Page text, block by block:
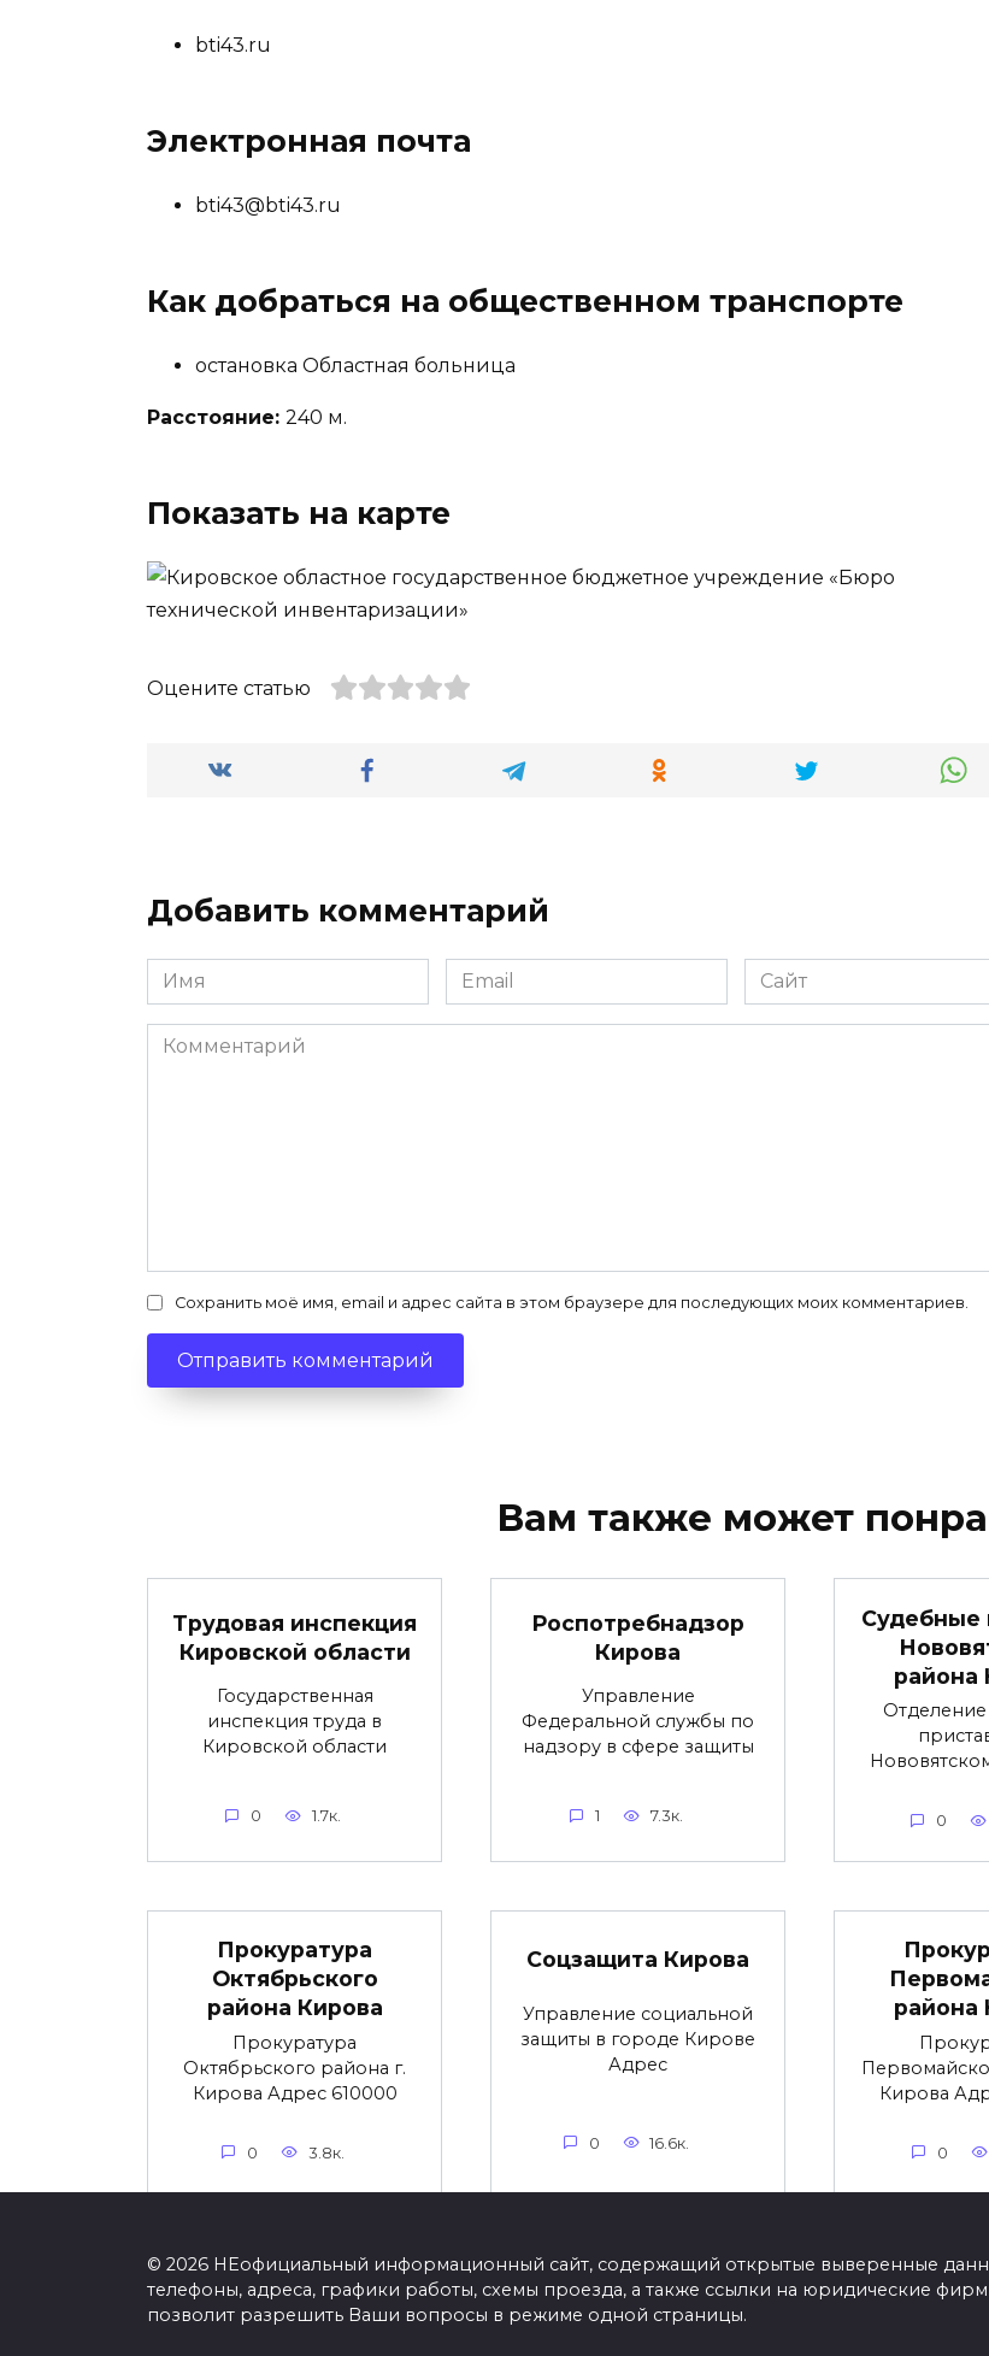
bti43.ru
Электронная почта
bti43@bti43.ru
Как добраться на общественном транспорте
остановка Областная больница
Расстояние: 240 м.
Показать на карте
Оцените статью
Добавить комментарий
Имя
*
Email
*
Сайт
Комментарий
Сохранить моё имя, email и адрес сайта в этом браузере для последующих моих комментариев.
Вам также может
Трудовая инспекция
Кировской области
Государственная
инспекция труда в
Кировской области
0 1.7к.
Роспотребнадзор
Кирова
Управление
Федеральной службы по
надзору в сфере защиты
1 7.3к.
Судебные
района
0
Прокуратура
Октябрьского
района Кирова
Прокуратура
Октябрьского района г.
Кирова Адрес 610000
0 3.8к.
Соцзащита Кирова
Управление социальной
защиты в городе Кирове
Адрес
0 16.6к.
района
Кирова
0
© 2026 НЕофициальный информационный сайт, содержащий открытые выверенные
телефоны, адреса, графики работы, схемы проезда, а также ссылки на юридические
позволит разрешить Ваши вопросы в режиме одной страницы.